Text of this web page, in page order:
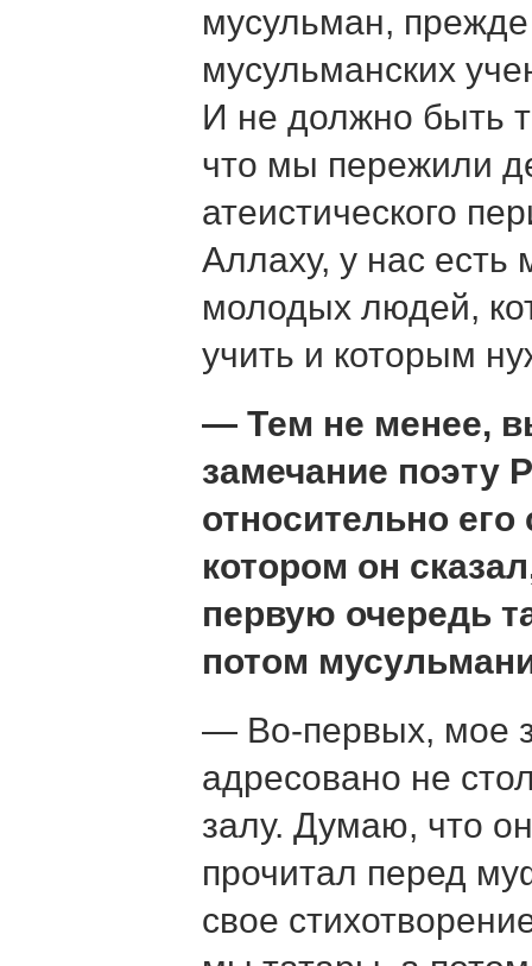
мусульман, прежде
мусульманских
И не должно быть
что мы пережили
атеистического
Аллаху, у нас есть
молодых людей,
учить и которым
— Тем не менее,
замечание поэту
относительно его
котором он
первую очередь
потом
— Во-первых, мое
адресовано не
залу. Думаю, что
прочитал перед
свое